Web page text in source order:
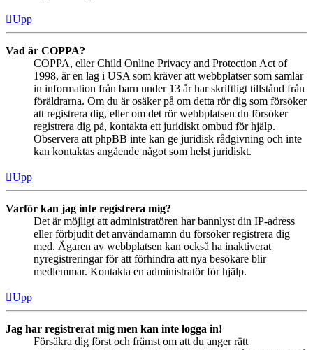
Upp
Vad är COPPA?
COPPA, eller Child Online Privacy and Protection Act of
1998, är en lag i USA som kräver att webbplatser som samlar
in information från barn under 13 år har skriftligt tillstånd från
föräldrarna. Om du är osäker på om detta rör dig som försöker
att registrera dig, eller om det rör webbplatsen du försöker
registrera dig på, kontakta ett juridiskt ombud för hjälp.
Observera att phpBB inte kan ge juridisk rådgivning och inte
kan kontaktas angående något som helst juridiskt.
Upp
Varför kan jag inte registrera mig?
Det är möjligt att administratören har bannlyst din IP-adress
eller förbjudit det användarnamn du försöker registrera dig
med. Ägaren av webbplatsen kan också ha inaktiverat
nyregistreringar för att förhindra att nya besökare blir
medlemmar. Kontakta en administratör för hjälp.
Upp
Jag har registrerat mig men kan inte logga in!
Försäkra dig först och främst om att du anger rätt